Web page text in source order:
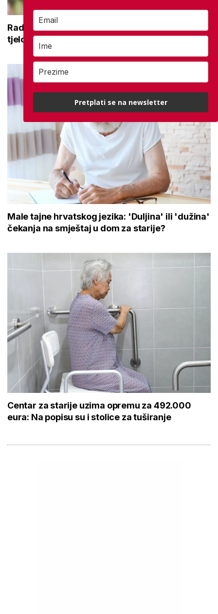
Radionice aktivnog starenja: Druženje,
tjelovježba i zdrava prehrana za umirovljenike
Male tajne hrvatskog jezika: 'Duljina' ili 'dužina'
čekanja na smještaj u dom za starije?
Centar za starije uzima opremu za 492.000
eura: Na popisu su i stolice za tuširanje
Pretplati se na newsletter